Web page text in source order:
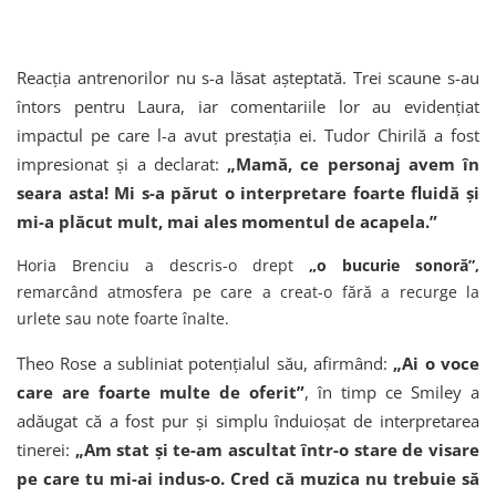
Reacția antrenorilor nu s-a lăsat așteptată. Trei scaune s-au
întors pentru Laura, iar comentariile lor au evidențiat
impactul pe care l-a avut prestația ei. Tudor Chirilă a fost
impresionat și a declarat: „Mamă, ce personaj avem în
seara asta! Mi s-a părut o interpretare foarte fluidă și
mi-a plăcut mult, mai ales momentul de acapela.”
Horia Brenciu a descris-o drept „o bucurie sonoră”,
remarcând atmosfera pe care a creat-o fără a recurge la
urlete sau note foarte înalte.
Theo Rose a subliniat potențialul său, afirmând: „Ai o voce
care are foarte multe de oferit”, în timp ce Smiley a
adăugat că a fost pur și simplu înduioșat de interpretarea
tinerei: „Am stat și te-am ascultat într-o stare de visare
pe care tu mi-ai indus-o. Cred că muzica nu trebuie să